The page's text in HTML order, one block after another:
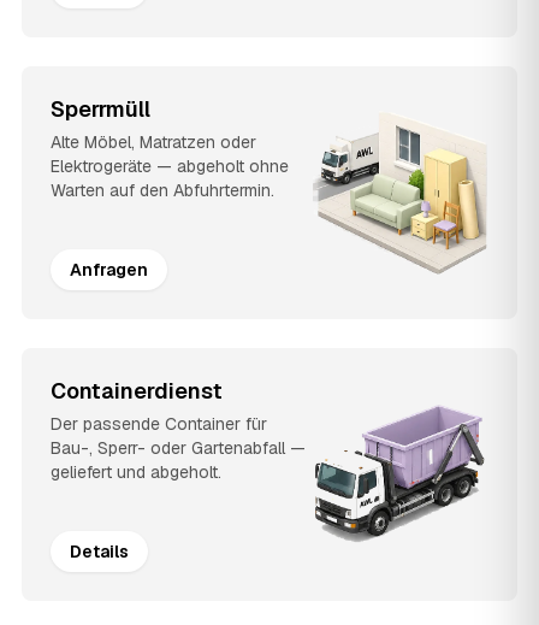
Sperrmüll
Alte Möbel, Matratzen oder
Elektrogeräte — abgeholt ohne
Warten auf den Abfuhrtermin.
Anfragen
Containerdienst
Der passende Container für
Bau-, Sperr- oder Gartenabfall —
geliefert und abgeholt.
Details